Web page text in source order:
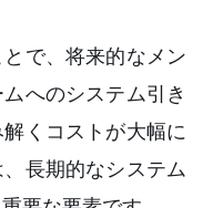
で、将来的なメン
へのシステム引き
くコストが大幅に
長期的なシステム